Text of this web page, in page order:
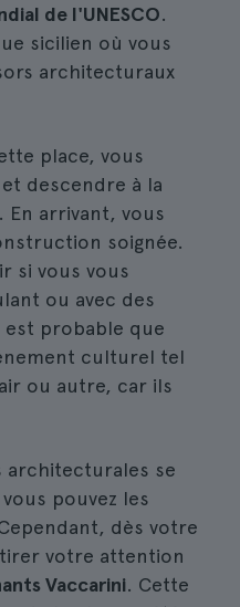
de l'UNESCO.
sicilien où vous
architecturaux
place, vous
descendre à la
. En arrivant, vous
soignée.
si vous vous
ou avec des
probable que
culturel tel
ou autre, car ils
architecturales se
pouvez les
dès votre
votre attention
Vaccarini. Cette